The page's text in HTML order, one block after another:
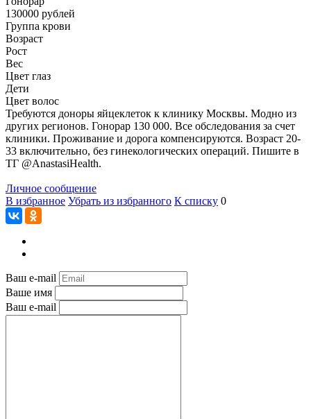
130000 рублей
Группа крови
Возраст
Рост
Вес
Цвет глаз
Дети
Цвет волос
Требуются доноры яйцеклеток к клинику Москвы. Модно из
других регионов. Гонорар 130 000. Все обследования за счет
клиники. Проживание и дорога компенсируются. Возраст 20-
33 включительно, без гинекологических операций. Пишите в
ТГ @AnastasiHealth.
Личное сообщение
В избранное Убрать из избранного К списку 0
Ваш e-mail
Ваше имя
Ваш e-mail